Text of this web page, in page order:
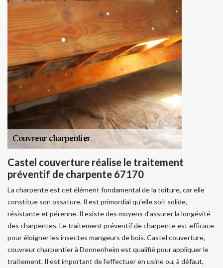
Castel couverture réalise le traitement
préventif de charpente 67170
La charpente est cet élément fondamental de la toiture, car elle
constitue son ossature. Il est primordial qu’elle soit solide,
résistante et pérenne. Il existe des moyens d’assurer la longévité
des charpentes. Le traitement préventif de charpente est efficace
pour éloigner les insectes mangeurs de bois. Castel couverture,
couvreur charpentier à Donnenheim est qualifié pour appliquer le
traitement. Il est important de l’effectuer en usine ou, à défaut,